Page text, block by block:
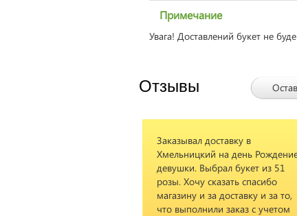
Примечание
Увага! Доставлений букет не
Отзывы
Хмельницкий на день Рождение
Мария